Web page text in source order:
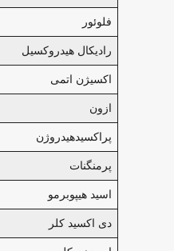
فلوئور
رادیکال هیدروکسیل
اکسیژن اتمی
ازون
پراکسیدهیدروژن
پرمنگنات
اسید هیپوبرمو
دی اکسید کلر